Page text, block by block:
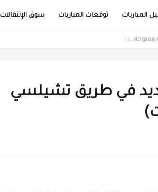
المباريات توقعات المباريات سوق الإنتقالات
مفتوحة
في طريق تشيلسي